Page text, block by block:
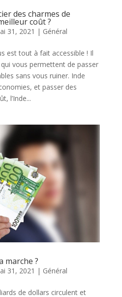
des charmes de
coût ?
31, 2021 | Général
est tout à fait accessible ! Il
vous permettent de passer
sans vous ruiner. Inde
et passer des
l’Inde...
marche ?
31, 2021 | Général
de dollars circulent et